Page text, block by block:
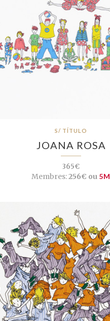
S/ TÍTULO
JOANA ROSA
365€
Membres:256€ ou 5M